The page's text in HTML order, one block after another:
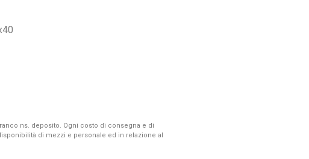
ns. deposito. Ogni costo di consegna e di
di mezzi e personale ed in relazione al